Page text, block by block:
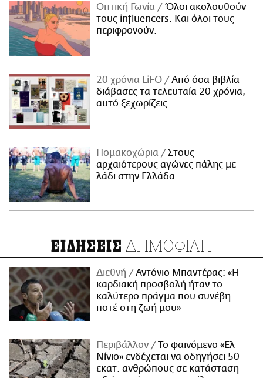
Οπτική Γωνία
Όλοι ακολουθούν
τους influencers. Και όλοι τους
περιφρονούν.
20 χρόνια LiFO
Από όσα βιβλία
διάβασες τα τελευταία 20 χρόνια,
αυτό ξεχωρίζεις
Πομακοχώρια
Στους
αρχαιότερους αγώνες πάλης με
λάδι στην Ελλάδα
ΕΙΔΗΣΕΙΣ ΔΗΜΟΦΙΛΗ
Διεθνή
Αντόνιο Μπαντέρας: «Η
καρδιακή προσβολή ήταν το
καλύτερο πράγμα που συνέβη
ποτέ στη ζωή μου»
Περιβάλλον
Το φαινόμενο «Ελ
Νίνιο» ενδέχεται να οδηγήσει 50
εκατ. ανθρώπους σε κατάσταση